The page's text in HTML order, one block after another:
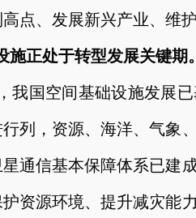
点、发展新兴产业、维
施正处于转型发展关键期。
我国空间基础设施发展
列，资源、海洋、气象
通信基本保障体系已建
资源环境、提升减灾能